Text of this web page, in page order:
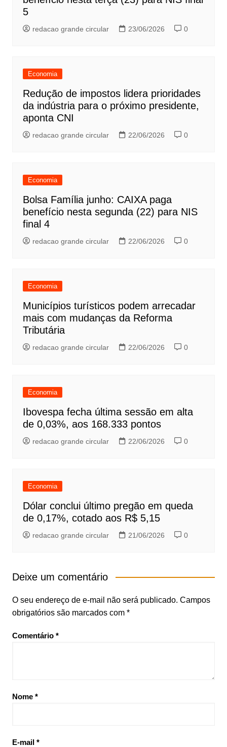
5
redacao grande circular 23/06/2026 0
Economia
Redução de impostos lidera prioridades
da indústria para o próximo presidente,
aponta CNI
redacao grande circular 22/06/2026 0
Economia
Bolsa Família junho: CAIXA paga
benefício nesta segunda (22) para NIS
final 4
redacao grande circular 22/06/2026 0
Economia
Municípios turísticos podem arrecadar
mais com mudanças da Reforma
Tributária
redacao grande circular 22/06/2026 0
Economia
Ibovespa fecha última sessão em alta
de 0,03%, aos 168.333 pontos
redacao grande circular 22/06/2026 0
Economia
Dólar conclui último pregão em queda
de 0,17%, cotado aos R$ 5,15
redacao grande circular 21/06/2026 0
Deixe um comentário
O seu endereço de e-mail não será publicado. Campos
obrigatórios são marcados com *
Comentário *
Nome *
E-mail *